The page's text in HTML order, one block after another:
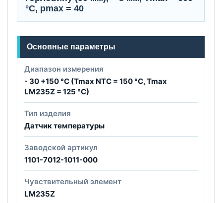
°C, pmax = 40
Основные параметры
Диапазон измерения
- 30 +150 °C (Tmax NTC = 150 °C, Tmax
LM235Z = 125 °C)
Тип изделия
Датчик температуры
Заводской артикул
1101-7012-1011-000
Чувствительный элемент
LM235Z